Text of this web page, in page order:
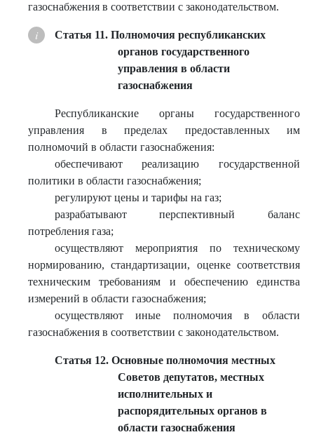
газоснабжения в соответствии с законодательством.
Статья 11. Полномочия республиканских
органов государственного
управления в области
газоснабжения
Республиканские органы государственного
управления в пределах предоставленных им
полномочий в области газоснабжения:
обеспечивают реализацию государственной
политики в области газоснабжения;
регулируют цены и тарифы на газ;
разрабатывают перспективный баланс
потребления газа;
осуществляют мероприятия по техническому
нормированию, стандартизации, оценке соответствия
техническим требованиям и обеспечению единства
измерений в области газоснабжения;
осуществляют иные полномочия в области
газоснабжения в соответствии с законодательством.
Статья 12. Основные полномочия местных
Советов депутатов, местных
исполнительных и
распорядительных органов в
области газоснабжения